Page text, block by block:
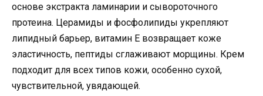
основе экстракта ламинарии и сывороточного
протеина. Церамиды и фосфолипиды укрепляют
липидный барьер, витамин Е возвращает коже
эластичность, пептиды сглаживают морщины. Крем
подходит для всех типов кожи, особенно сухой,
чувствительной, увядающей.